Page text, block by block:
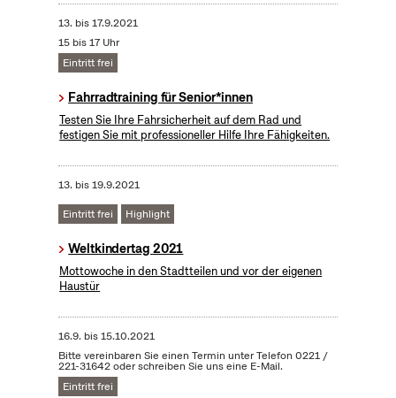
13. bis17.9.2021
15 bis 17 Uhr
Eintritt frei
Fahrradtraining für Senior*innen
Testen Sie Ihre Fahrsicherheit auf dem Rad und
festigen Sie mit professioneller Hilfe Ihre Fähigkeiten.
13. bis19.9.2021
Eintritt frei Highlight
Weltkindertag 2021
Mottowoche in den Stadtteilen und vor der eigenen
Haustür
16.9. bis15.10.2021
Bitte vereinbaren Sie einen Termin unter Telefon 0221 /
221-31642 oder schreiben Sie uns eine E-Mail.
Eintritt frei